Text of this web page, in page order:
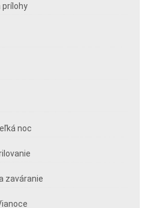
prílohy
noc
zaváranie